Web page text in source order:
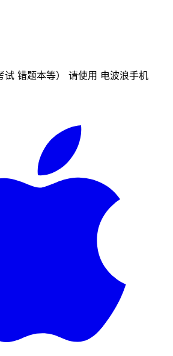
试 错题本等） 请使用 电波浪手机